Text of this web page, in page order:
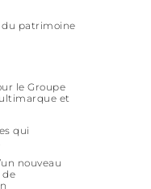
du patrimoine
le Groupe
et
qui
nouveau
de